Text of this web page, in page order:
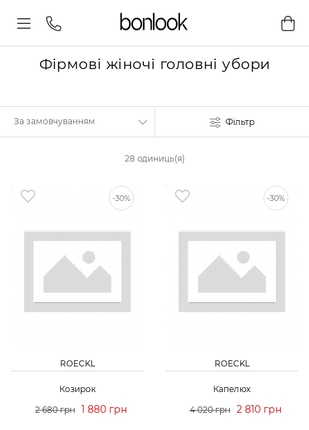
Фірмові жіночі головні убори
Фільтр
28 одиниць(я)
-30%
ROECKL
Козирок
2 680 грн 1 880 грн
-30%
ROECKL
Капелюх
4 020 грн 2 810 грн